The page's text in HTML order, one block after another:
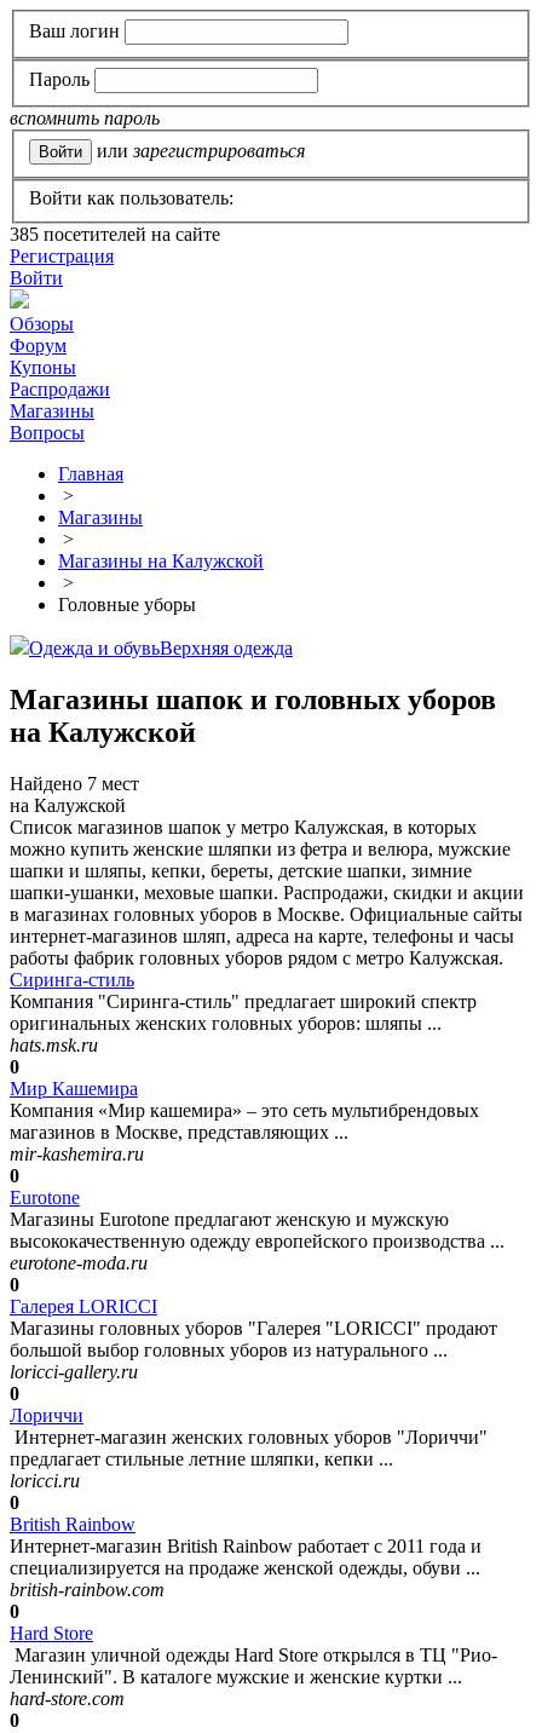
Ваш логин
Пароль
вспомнить пароль
или зарегистрироваться
Войти как пользователь:
385 посетителей на сайте
Регистрация
Войти
Обзоры
Форум
Купоны
Распродажи
Магазины
Вопросы
Главная
>
Магазины
>
Магазины на Калужской
>
Головные уборы
Одежда и обувьВерхняя одежда
Магазины шапок и головных уборов
на Калужской
Найдено 7 мест
на Калужской
Список магазинов шапок у метро Калужская, в которых
можно купить женские шляпки из фетра и велюра, мужские
шапки и шляпы, кепки, береты, детские шапки, зимние
шапки-ушанки, меховые шапки. Распродажи, скидки и акции
в магазинах головных уборов в Москве. Официальные сайты
интернет-магазинов шляп, адреса на карте, телефоны и часы
работы фабрик головных уборов рядом с метро Калужская.
Сиринга-стиль
Компания "Сиринга-стиль" предлагает широкий спектр
оригинальных женских головных уборов: шляпы ...
hats.msk.ru
0
Мир Кашемира
Компания «Мир кашемира» – это сеть мультибрендовых
магазинов в Москве, представляющих ...
mir-kashemira.ru
0
Eurotone
Магазины Eurotone предлагают женскую и мужскую
высококачественную одежду европейского производства ...
eurotone-moda.ru
0
Галерея LORICCI
Магазины головных уборов "Галерея "LORICCI" продают
большой выбор головных уборов из натурального ...
loricci-gallery.ru
0
Лориччи
Интернет-магазин женских головных уборов "Лориччи"
предлагает стильные летние шляпки, кепки ...
loricci.ru
0
British Rainbow
Интернет-магазин British Rainbow работает с 2011 года и
специализируется на продаже женской одежды, обуви ...
british-rainbow.com
0
Hard Store
Магазин уличной одежды Hard Store открылся в ТЦ "Рио-
Ленинский". В каталоге мужские и женские куртки ...
hard-store.com
0